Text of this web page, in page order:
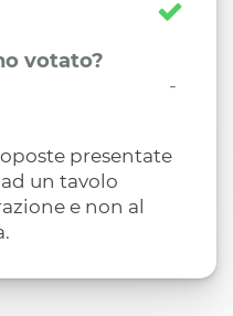
votato?
-
presentate
un tavolo
e non al